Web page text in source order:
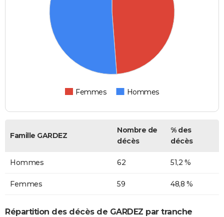
Femmes Hommes
Famille GARDEZ
Nombre de
décès
% des
décès
Hommes 62 51,2 %
Femmes 59 48,8 %
Répartition des décès de GARDEZ par tranche